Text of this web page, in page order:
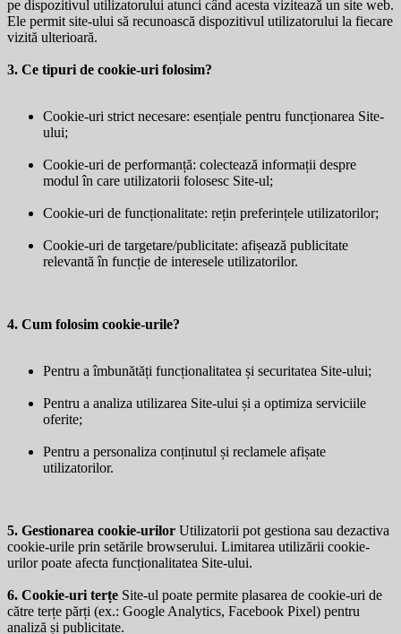
pe dispozitivul utilizatorului atunci când acesta vizitează un site web.
Ele permit site-ului să recunoască dispozitivul utilizatorului la fiecare
vizită ulterioară.
3. Ce tipuri de cookie-uri folosim?
Cookie-uri strict necesare: esențiale pentru funcționarea Site-
ului;
Cookie-uri de performanță: colectează informații despre
modul în care utilizatorii folosesc Site-ul;
Cookie-uri de funcționalitate: rețin preferințele utilizatorilor;
Cookie-uri de targetare/publicitate: afișează publicitate
relevantă în funcție de interesele utilizatorilor.
4. Cum folosim cookie-urile?
Pentru a îmbunătăți funcționalitatea și securitatea Site-ului;
Pentru a analiza utilizarea Site-ului și a optimiza serviciile
oferite;
Pentru a personaliza conținutul și reclamele afișate
utilizatorilor.
5. Gestionarea cookie-urilor Utilizatorii pot gestiona sau dezactiva
cookie-urile prin setările browserului. Limitarea utilizării cookie-
urilor poate afecta funcționalitatea Site-ului.
6. Cookie-uri terțe Site-ul poate permite plasarea de cookie-uri de
către terțe părți (ex.: Google Analytics, Facebook Pixel) pentru
analiză și publicitate.